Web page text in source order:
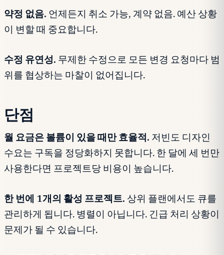
약정 없음. 언제든지 취소 가능, 계약 없음. 예산 상황
이 변할 때 중요합니다.
수정 유연성. 무제한 수정으로 모든 변경 요청마다 범
위를 협상하는 마찰이 없어집니다.
단점
월 요금은 볼륨이 있을 때만 효율적. 저빈도 디자인
수요는 구독을 정당화하지 못합니다. 한 달에 세 번만
사용한다면 프로젝트당 비용이 높습니다.
한 번에 1개의 활성 프로젝트. 상위 플랜에서도 큐를
관리하게 됩니다. 병렬이 아닙니다. 긴급 처리 상황이
문제가 될 수 있습니다.